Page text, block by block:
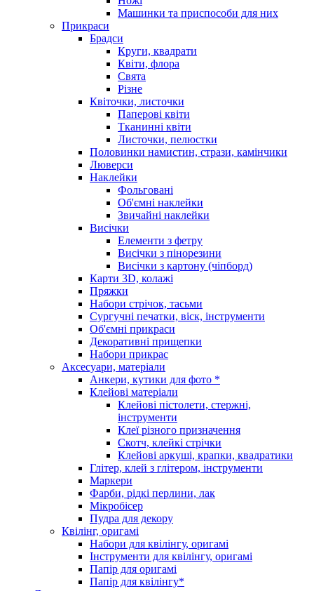
Машинки та приспособи для них
Прикраси
Брадси
Круги, квадрати
Квіти, флора
Свята
Різне
Квіточки, листочки
Паперові квіти
Тканинні квіти
Листочки, пелюстки
Половинки намистин, стрази, камінчики
Люверси
Наклейки
Фольговані
Об'ємні наклейки
Звичайні наклейки
Висічки
Елементи з фетру
Висічки з пінорезини
Висічки з картону (чіпборд)
Карти 3D, колажі
Пряжки
Набори стрічок, тасьми
Сургучні печатки, віск, інструменти
Об'ємні прикраси
Декоративні прищепки
Набори прикрас
Аксесуари, матеріали
Анкери, кутики для фото *
Клейові матеріали
Клейові пістолети, стержні,
інструменти
Клеї різного призначення
Скотч, клейкі стрічки
Клейові аркуші, крапки, квадратики
Глітер, клей з глітером, інструменти
Маркери
Фарби, рідкі перлини, лак
Мікробісер
Пудра для декору
Квілінг, оригамі
Набори для квілінгу, оригамі
Інструменти для квілінгу, оригамі
Папір для оригамі
Папір для квілінгу*